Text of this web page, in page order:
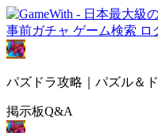
事前ガチャ ゲーム検索 ロ
パズドラ攻略｜パズル＆
掲示板Q&A